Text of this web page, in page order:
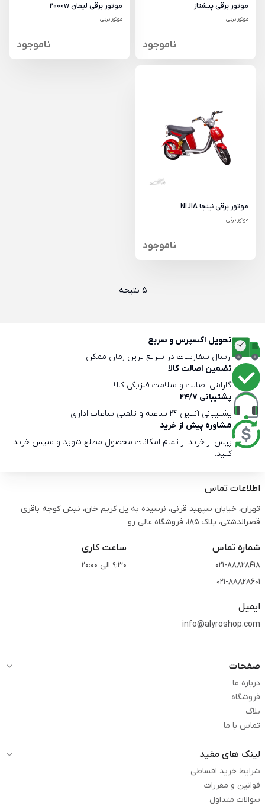
موتور برقی پیشتاز
موتور برقی
ناموجود
موتور برقی لیفان 2000w
موتور برقی
ناموجود
موتور برقی نینجا NIJIA
موتور برقی
ناموجود
5 نتیجه
تحویل اکسپرس و سریع
ارسال سفارشات در سریع ترین زمان ممکن
تضمین اصالت کالا
گارانتی اصالت و سلامت فیزیکی کالا
پشتیبانی 24/7
پشتیبانی آنلاین 24 ساعته و تلفنی ساعات اداری
مشاوره پیش از خرید
پیش از خرید از تمام امکانات محصول مطلع شوید و سپس خرید
کنید.
اطلاعات تماس
تهران، خیابان سپهبد قرنی، نرسیده به پل کریم خان، نبش کوچه باقری
قصرالدشتی،‌ پلاک 185، فروشگاه عالی رو
شماره تماس
021-88828418
021-88828601
ساعت کاری
9:30 الی 20:00
ایمیل
info@alyroshop.com
صفحات
درباره ما
فروشگاه
بلاگ
تماس با ما
لینک های مفید
شرایط خرید اقساطی
قوانین و مقررات
سوالات متداول